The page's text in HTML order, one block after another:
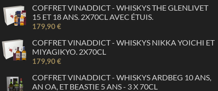
COFFRET VINADDICT - WHISKYS THE GLENLIVET
15 ET 18 ANS. 2X70CL AVEC ÉTUIS.
179,90 €
COFFRET VINADDICT - WHISKYS NIKKA YOICHI ET
MIYAGIKYO. 2X70CL
179,90 €
COFFRET VINADDICT - WHISKYS ARDBEG 10 ANS,
AN OA, ET BEASTIE 5 ANS - 3 X 70CL